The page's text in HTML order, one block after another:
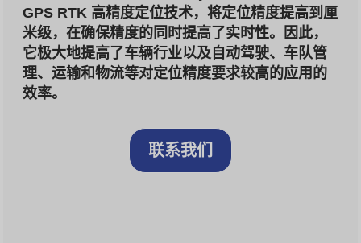
GPS RTK 高精度定位技术，将定位精度提高到厘
米级，在确保精度的同时提高了实时性。因此，
它极大地提高了车辆行业以及自动驾驶、车队管
理、运输和物流等对定位精度要求较高的应用的
效率。
联系我们